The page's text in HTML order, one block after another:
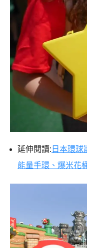
延伸閱讀: 日本環球
能量手環、爆米花